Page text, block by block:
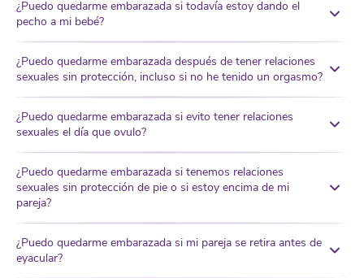
¿Puedo quedarme embarazada si todavía estoy dando el
pecho a mi bebé?
¿Puedo quedarme embarazada después de tener relaciones
sexuales sin protección, incluso si no he tenido un orgasmo?
¿Puedo quedarme embarazada si evito tener relaciones
sexuales el día que ovulo?
¿Puedo quedarme embarazada si tenemos relaciones
sexuales sin protección de pie o si estoy encima de mi
pareja?
¿Puedo quedarme embarazada si mi pareja se retira antes de
eyacular?